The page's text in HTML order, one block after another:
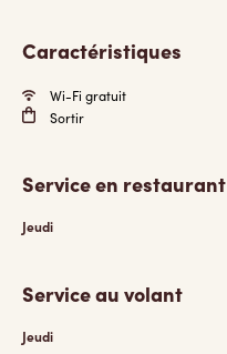
Caractéristiques
Wi-Fi gratuit
Sortir
Service en restaurant
Jeudi
Service au volant
Jeudi